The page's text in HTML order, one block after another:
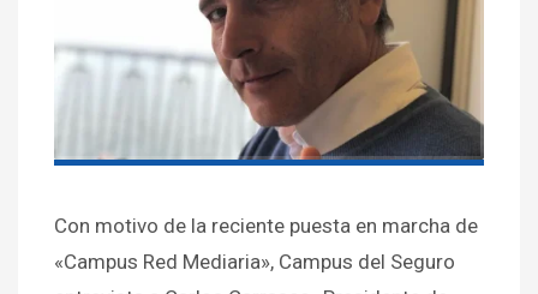
Con motivo de la reciente puesta en marcha de
«Campus Red Mediaria», Campus del Seguro